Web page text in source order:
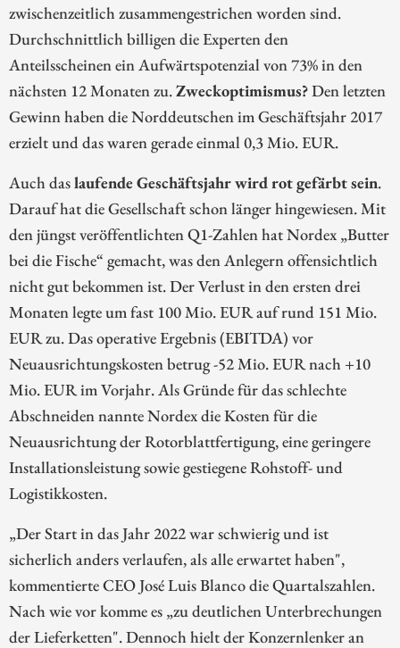
zwischenzeitlich zusammengestrichen worden sind.
Durchschnittlich billigen die Experten den
Anteilsscheinen ein Aufwärtspotenzial von 73% in den
nächsten 12 Monaten zu.Zweckoptimismus?Den letzten
Gewinn haben die Norddeutschen im Geschäftsjahr 2017
erzielt und das waren gerade einmal 0,3 Mio. EUR.
Auch daslaufende Geschäftsjahr wird rot gefärbt sein.
Darauf hat die Gesellschaft schon länger hingewiesen. Mit
den jüngst veröffentlichten Q1-Zahlen hat Nordex „Butter
bei die Fische“ gemacht, was den Anlegern offensichtlich
nicht gut bekommen ist. Der Verlust in den ersten drei
Monaten legte um fast 100 Mio. EUR auf rund 151 Mio.
EUR zu. Das operative Ergebnis (EBITDA) vor
Neuausrichtungskosten betrug -52 Mio. EUR nach +10
Mio. EUR im Vorjahr. Als Gründe für das schlechte
Abschneiden nannte Nordex die Kosten für die
Neuausrichtung der Rotorblattfertigung, eine geringere
Installationsleistung sowie gestiegene Rohstoff- und
Logistikkosten.
„Der Start in das Jahr 2022 war schwierig und ist
sicherlich anders verlaufen, als alle erwartet haben",
kommentierte CEO José Luis Blanco die Quartalszahlen.
Nach wie vor komme es „zu deutlichen Unterbrechungen
der Lieferketten". Dennoch hielt der Konzernlenker an